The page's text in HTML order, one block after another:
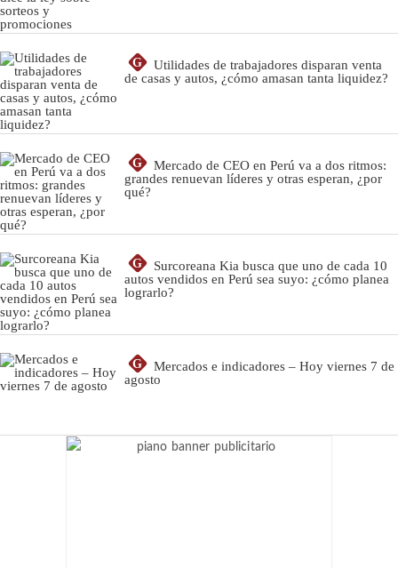
G
Utilidades de trabajadores disparan venta
de casas y autos, ¿cómo amasan tanta liquidez?
G
Mercado de CEO en Perú va a dos ritmos:
grandes renuevan líderes y otras esperan, ¿por
qué?
G
Surcoreana Kia busca que uno de cada 10
autos vendidos en Perú sea suyo: ¿cómo planea
lograrlo?
G
Mercados e indicadores – Hoy viernes 7 de
agosto